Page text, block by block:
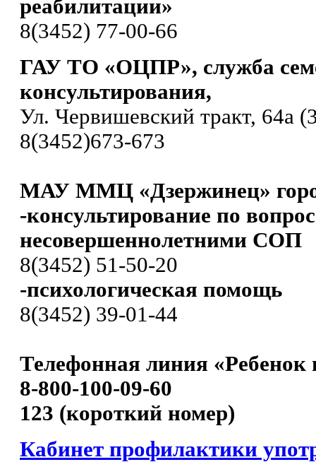
реабилитации»
8(3452) 77-00-66
ГАУ ТО «ОЦПР», служба
консультирования,
Ул. Червишевский тракт, 64а
8(3452)673-673
МАУ ММЦ «Дзержинец»
-консультирование по
несовершеннолетними СОП
8(3452) 51-50-20
-психологическая помощь
8(3452) 39-01-44
Телефонная линия «Ребенок
8-800-100-09-60
123 (короткий номер)
Кабинет профилактики